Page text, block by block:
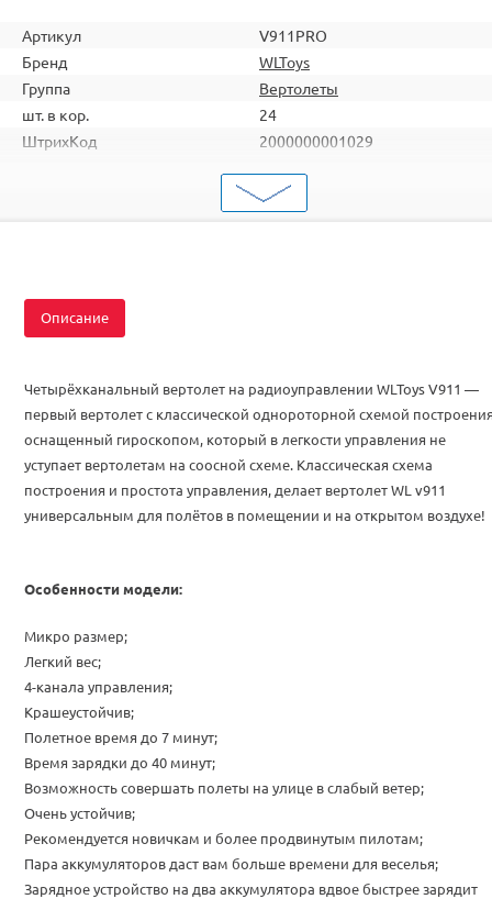
Артикул
V911PRO
Бренд
WLToys
Группа
Вертолеты
шт. в кор.
24
ШтрихКод
2000000001029
Для продвинутых
Описание
Четырёхканальный вертолет на радиоуправлении WLToys V911 —
первый вертолет с классической однороторной схемой
оснащенный гироскопом, который в легкости управления не
уступает вертолетам на соосной схеме. Классическая схема
построения и простота управления, делает вертолет WL v911
универсальным для полётов в помещении и на открытом воздухе!
Особенности модели:
Микро размер;
Легкий вес;
4-канала управления;
Крашеустойчив;
Полетное время до 7 минут;
Время зарядки до 40 минут;
Возможность совершать полеты на улице в слабый ветер;
Очень устойчив;
Рекомендуется новичкам и более продвинутым пилотам;
Пара аккумуляторов даст вам больше времени для веселья;
Зарядное устройство на два аккумулятора вдвое быстрее зарядит